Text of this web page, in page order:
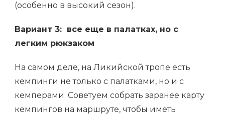
(особенно в высокий сезон).
Вариант 3: все еще в палатках, но с
легким рюкзаком
На самом деле, на Ликийской тропе есть
кемпинги не только с палатками, но и с
кемперами. Советуем собрать заранее карту
кемпингов на маршруте, чтобы иметь